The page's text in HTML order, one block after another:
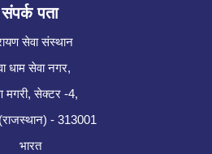
संपर्क पता
सेवा संस्थान
धाम सेवा नगर,
मगरी, सेक्टर -4,
- 313001
भारत